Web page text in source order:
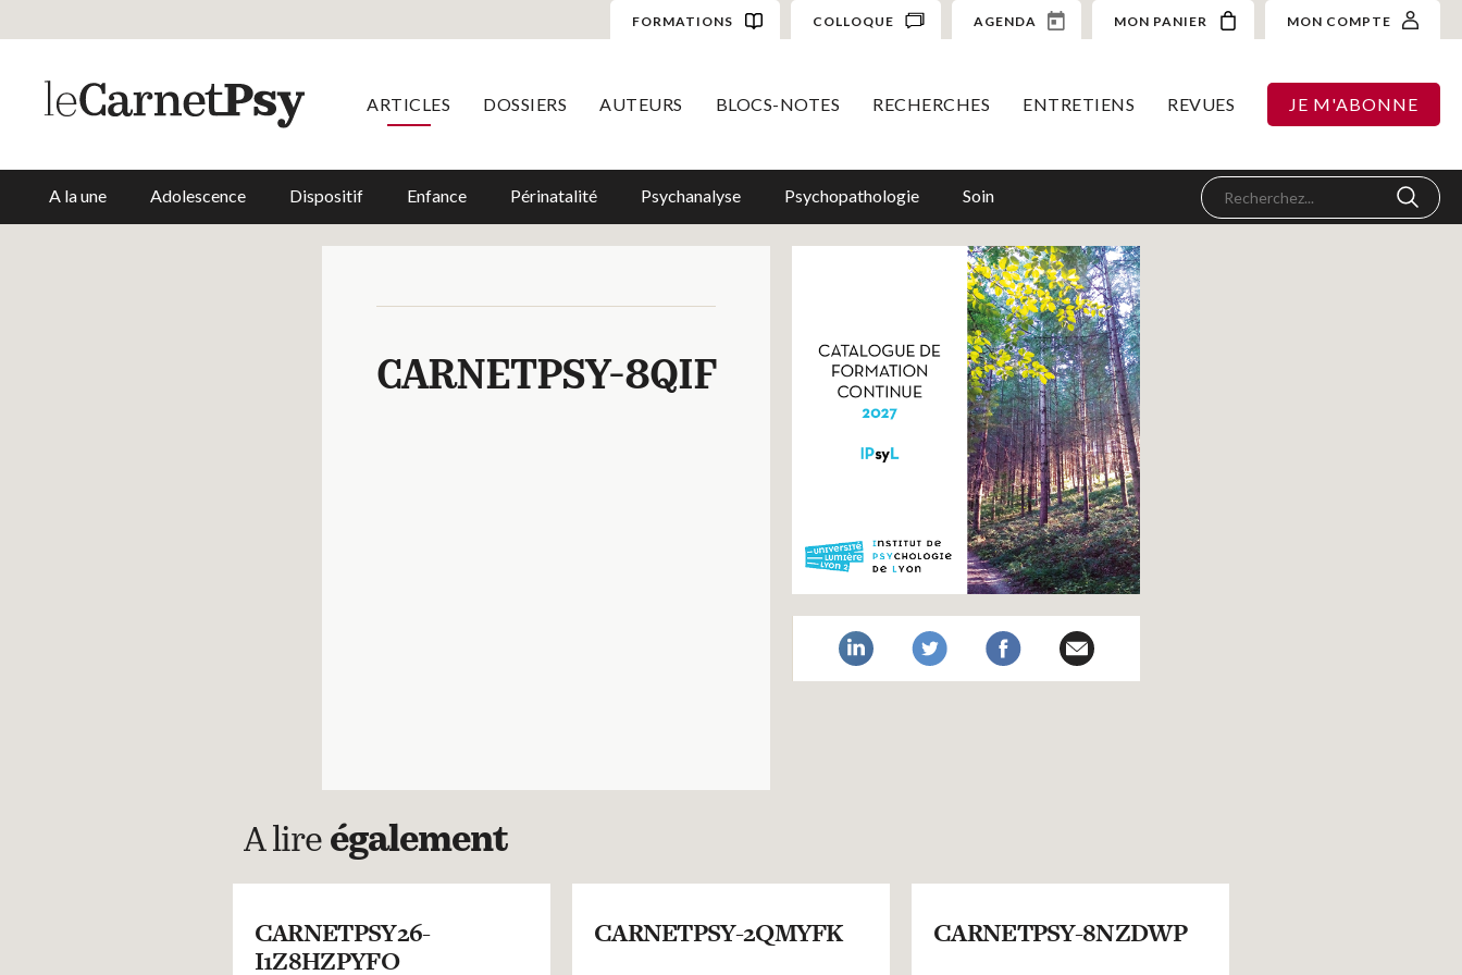
FORMATIONS COLLOQUE AGENDA MON PANIER MON COMPTE
ARTICLES DOSSIERS AUTEURS BLOCS-NOTES RECHERCHES ENTRETIENS REVUES JE M'ABONNE
A la une Adolescence Dispositif Enfance Périnatalité Psychanalyse Psychopathologie Soin
CARNETPSY-8QIF
A lire également
CARNETPSY26-
I1Z8HZPYFO
CARNETPSY-2QMYFK CARNETPSY-8NZDWP